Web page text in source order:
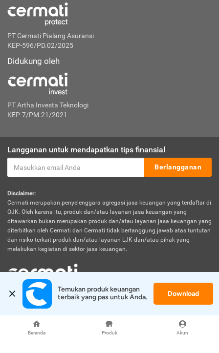
Beranda Produk Akun
PT Cermati Pialang Asuransi
KEP-596/PD.02/2025
Didukung oleh
PT Artha Investa Teknologi
KEP-7/PM.21/2021
Langganan untuk mendapatkan tips finansial
Berlangganan
Disclaimer:
Cermati merupakan penyelenggara agregasi jasa keuangan yang terdaftar di
OJK. Oleh karena itu, produk dan/atau layanan jasa keuangan yang
ditawarkan bukan merupakan produk dan/atau layanan jasa keuangan yang
diterbitkan oleh Cermati dan Cermati tidak bertanggung jawab atas tuntutan
dan risiko terkait produk dan/atau layanan LJK dan/atau pihak yang
melakukan kegiatan di sektor jasa keuangan.
© 2026 Cermati. All Rights Reserved.
Temukan produk keuangan
terbaik yang pas untuk Anda.
Download